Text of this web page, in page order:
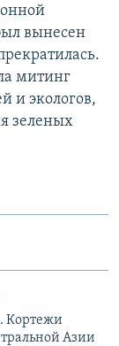
вынесен
митинг
и экологов,
зеленых
Кортежи
Азии